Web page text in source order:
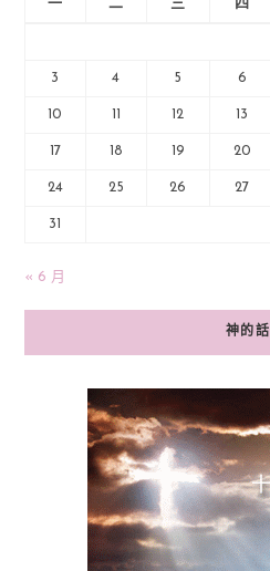
一 二 三 四
3 4 5 6
10 12 13
17 18 19 20
24 25 26 27
31
« 6 月
神的話